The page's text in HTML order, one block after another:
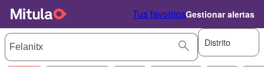
Tus favoritosGestionar alertas
Distrito